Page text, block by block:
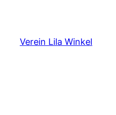
springen
Verein Lila Winkel